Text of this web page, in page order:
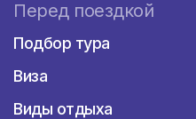
Перед поездкой
Подбор тура
Виза
Виды отдыха